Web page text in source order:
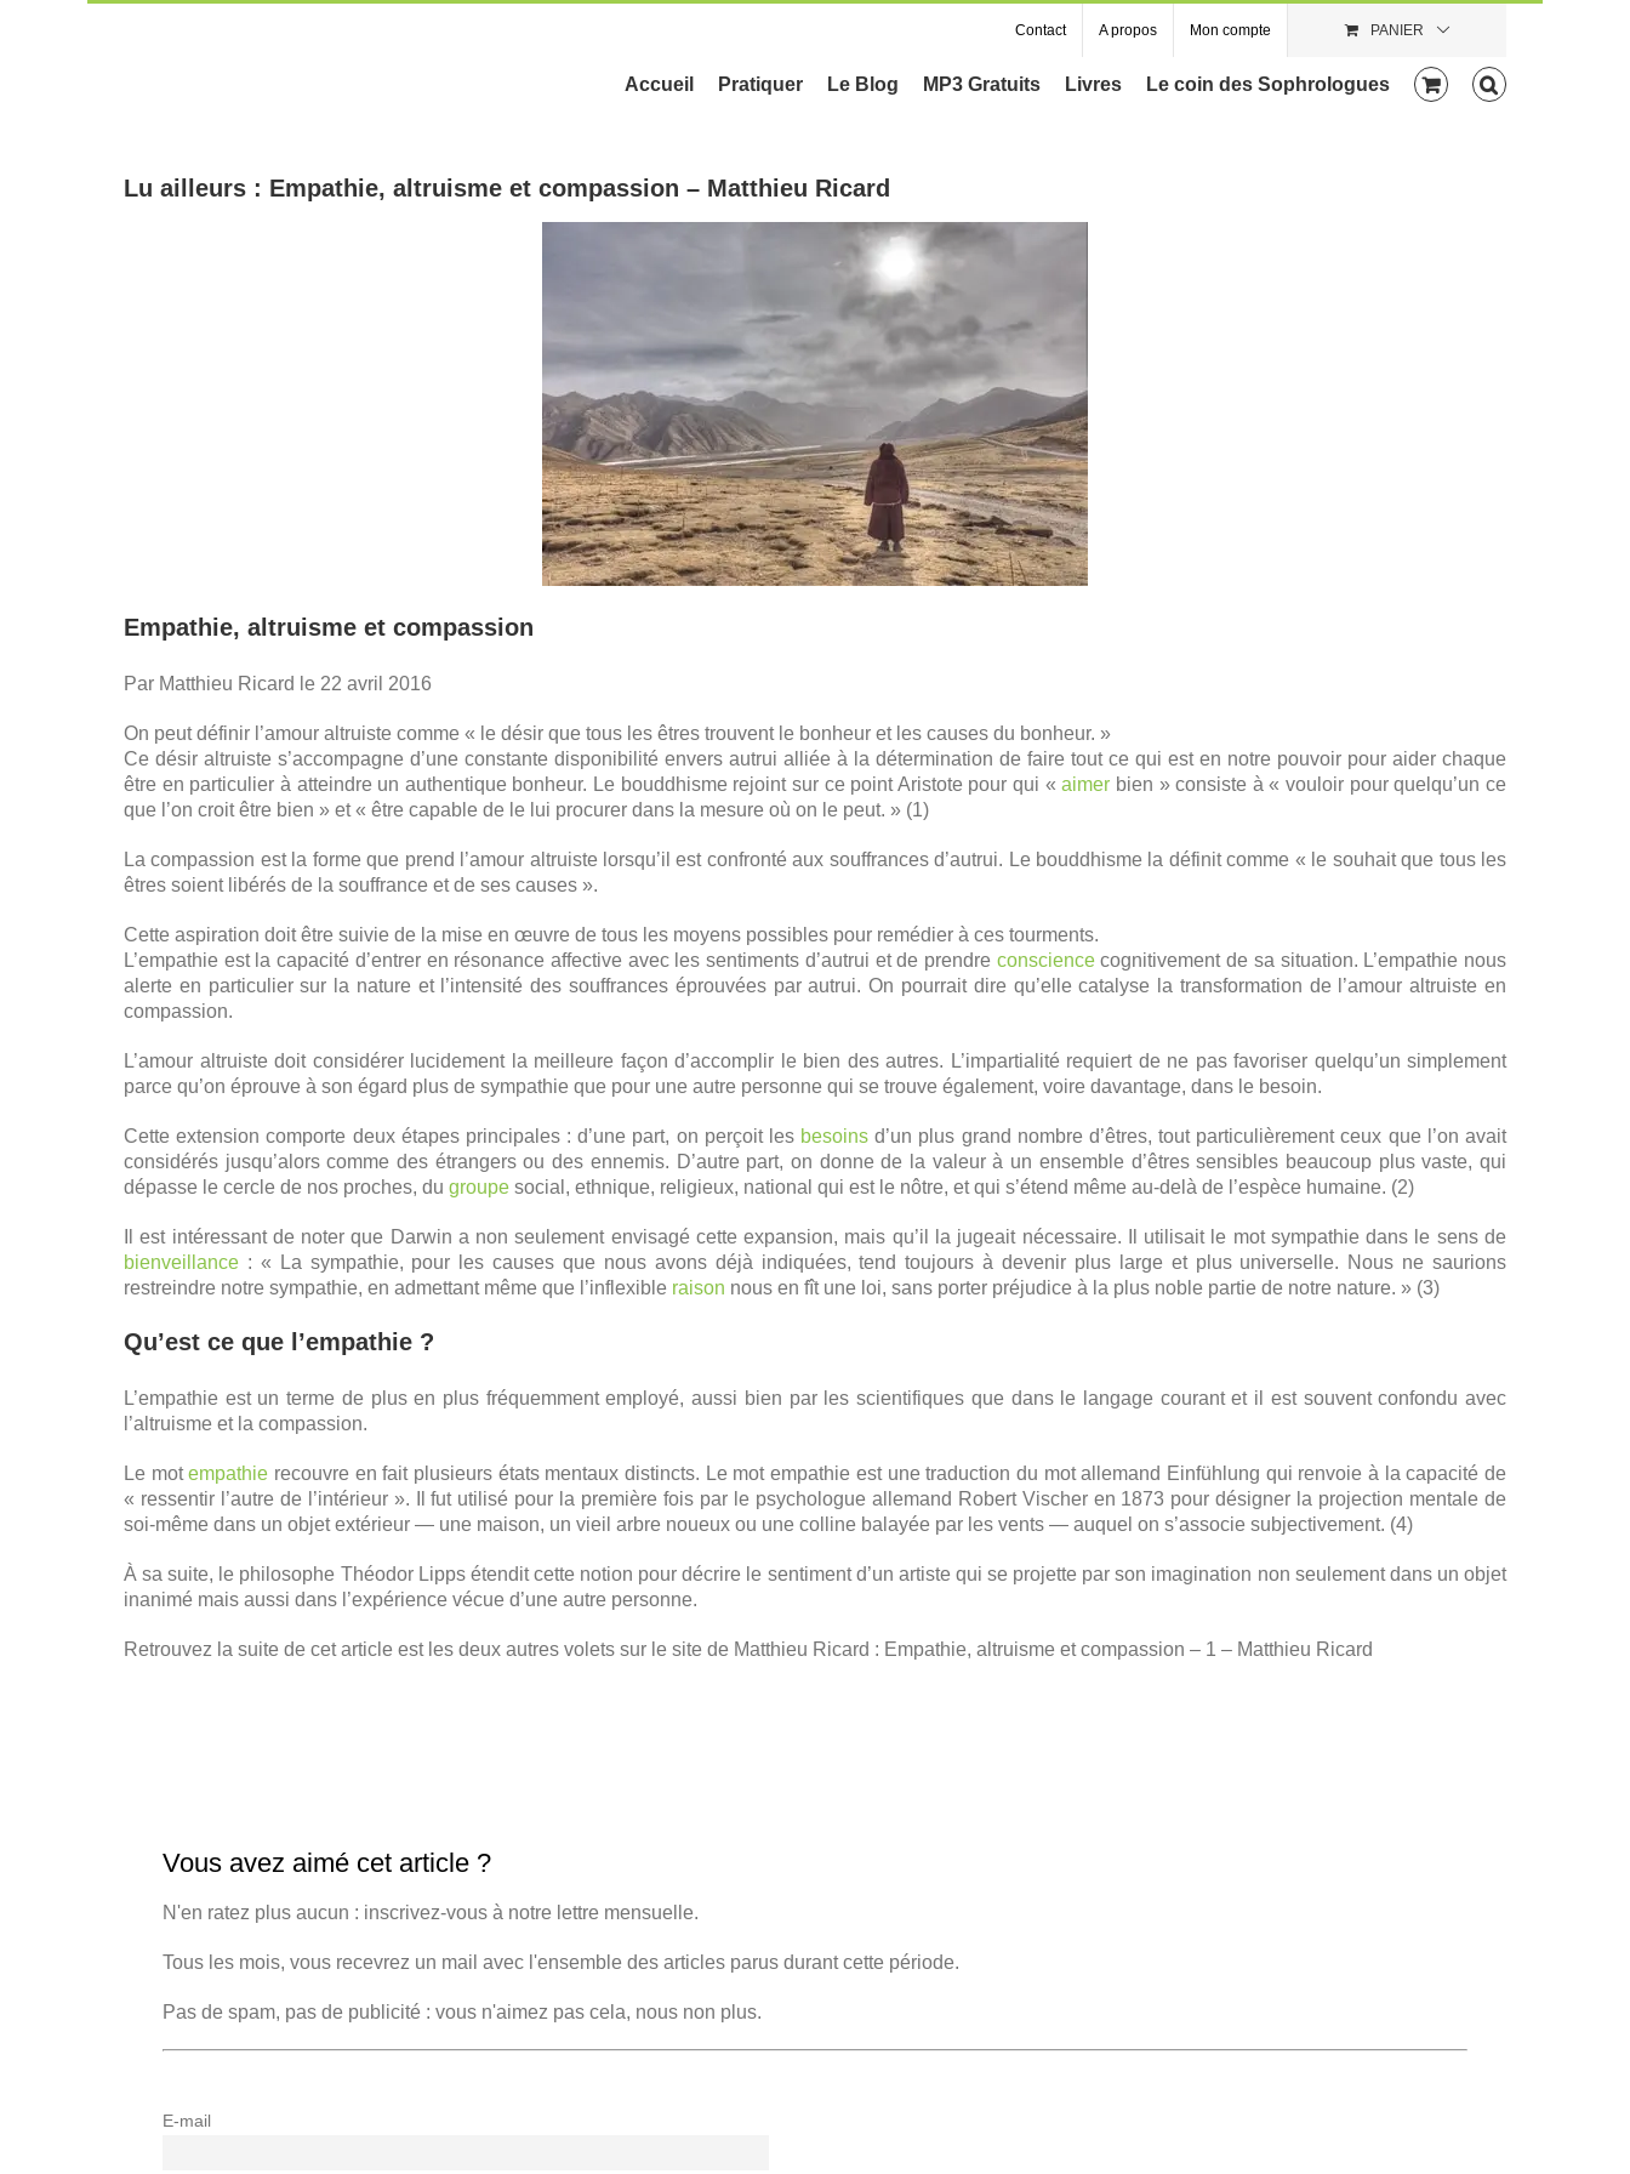
Contact A propos Mon compte PANIER
Accueil Pratiquer Le Blog MP3 Gratuits Livres Le coin des Sophrologues
Lu ailleurs : Empathie, altruisme et compassion – Matthieu Ricard
Empathie, altruisme et compassion
Par Matthieu Ricard le 22 avril 2016
On peut définir l’amour altruiste comme « le désir que tous les êtres trouvent le bonheur et les causes du bonheur. »
Ce désir altruiste s’accompagne d’une constante disponibilité envers autrui alliée à la détermination de faire tout ce qui est en notre pouvoir pour aider chaque
être en particulier à atteindre un authentique bonheur. Le bouddhisme rejoint sur ce point Aristote pour qui «aimer bien » consiste à « vouloir pour quelqu’un ce
que l’on croit être bien » et « être capable de le lui procurer dans la mesure où on le peut. » (1)
La compassion est la forme que prend l’amour altruiste lorsqu’il est confronté aux souffrances d’autrui. Le bouddhisme la définit comme « le souhait que tous les
êtres soient libérés de la souffrance et de ses causes ».
Cette aspiration doit être suivie de la mise en œuvre de tous les moyens possibles pour remédier à ces tourments.
L’empathie est la capacité d’entrer en résonance affective avec les sentiments d’autrui et de prendre consciencecognitivement de sa situation. L’empathie nous
alerte en particulier sur la nature et l’intensité des souffrances éprouvées par autrui. On pourrait dire qu’elle catalyse la transformation de l’amour altruiste en
compassion.
L’amour altruiste doit considérer lucidement la meilleure façon d’accomplir le bien des autres. L’impartialité requiert de ne pas favoriser quelqu’un simplement
parce qu’on éprouve à son égard plus de sympathie que pour une autre personne qui se trouve également, voire davantage, dans le besoin.
Cette extension comporte deux étapes principales : d’une part, on perçoit les besoins d’un plus grand nombre d’êtres, tout particulièrement ceux que l’on avait
considérés jusqu’alors comme des étrangers ou des ennemis. D’autre part, on donne de la valeur à un ensemble d’êtres sensibles beaucoup plus vaste, qui
dépasse le cercle de nos proches, du groupe social, ethnique, religieux, national qui est le nôtre, et qui s’étend même au-delà de l’espèce humaine. (2)
Il est intéressant de noter que Darwin a non seulement envisagé cette expansion, mais qu’il la jugeait nécessaire. Il utilisait le mot sympathie dans le sens de
bienveillance : « La sympathie, pour les causes que nous avons déjà indiquées, tend toujours à devenir plus large et plus universelle. Nous ne saurions
restreindre notre sympathie, en admettant même que l’inflexible raison nous en fît une loi, sans porter préjudice à la plus noble partie de notre nature. » (3)
Qu’est ce que l’empathie ?
L’empathie est un terme de plus en plus fréquemment employé, aussi bien par les scientifiques que dans le langage courant et il est souvent confondu avec
l’altruisme et la compassion.
Le motempathie recouvre en fait plusieurs états mentaux distincts. Le mot empathie est une traduction du mot allemand Einfühlung qui renvoie à la capacité de
« ressentir l’autre de l’intérieur ». Il fut utilisé pour la première fois par le psychologue allemand Robert Vischer en 1873 pour désigner la projection mentale de
soi-même dans un objet extérieur — une maison, un vieil arbre noueux ou une colline balayée par les vents — auquel on s’associe subjectivement. (4)
À sa suite, le philosophe Théodor Lipps étendit cette notion pour décrire le sentiment d’un artiste qui se projette par son imagination non seulement dans un objet
inanimé mais aussi dans l’expérience vécue d’une autre personne.
Retrouvez la suite de cet article est les deux autres volets sur le site de Matthieu Ricard : Empathie, altruisme et compassion – 1 – Matthieu Ricard
Vous avez aimé cet article ?
N'en ratez plus aucun : inscrivez-vous à notre lettre mensuelle.
Tous les mois, vous recevrez un mail avec l'ensemble des articles parus durant cette période.
Pas de spam, pas de publicité : vous n'aimez pas cela, nous non plus.
E-mail